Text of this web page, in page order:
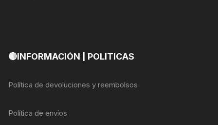
🔴INFORMACIÓN | POLITICAS
Política de devoluciones y reembolsos
Política de envíos